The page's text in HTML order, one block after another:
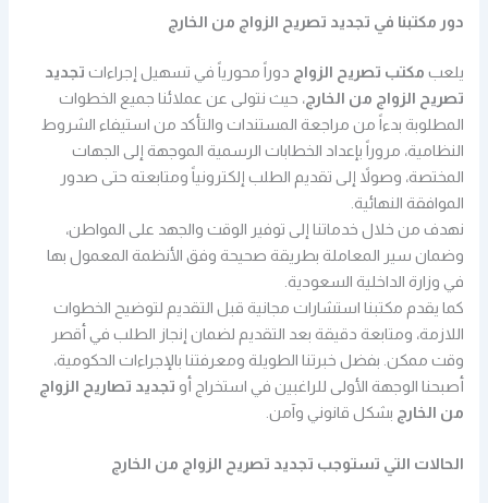
دور مكتبنا في تجديد تصريح الزواج من الخارج
يلعب مكتب تصريح الزواج دوراً محورياً في تسهيل إجراءات تجديد
تصريح الزواج من الخارج، حيث نتولى عن عملائنا جميع الخطوات
المطلوبة بدءاً من مراجعة المستندات والتأكد من استيفاء الشروط
النظامية، مروراً بإعداد الخطابات الرسمية الموجهة إلى الجهات
المختصة، وصولاً إلى تقديم الطلب إلكترونياً ومتابعته حتى صدور
الموافقة النهائية.
نهدف من خلال خدماتنا إلى توفير الوقت والجهد على المواطن،
وضمان سير المعاملة بطريقة صحيحة وفق الأنظمة المعمول بها
في وزارة الداخلية السعودية.
كما يقدم مكتبنا استشارات مجانية قبل التقديم لتوضيح الخطوات
اللازمة، ومتابعة دقيقة بعد التقديم لضمان إنجاز الطلب في أقصر
وقت ممكن. بفضل خبرتنا الطويلة ومعرفتنا بالإجراءات الحكومية،
أصبحنا الوجهة الأولى للراغبين في استخراج أو تجديد تصاريح الزواج
من الخارج بشكل قانوني وآمن.
الحالات التي تستوجب تجديد تصريح الزواج من الخارج